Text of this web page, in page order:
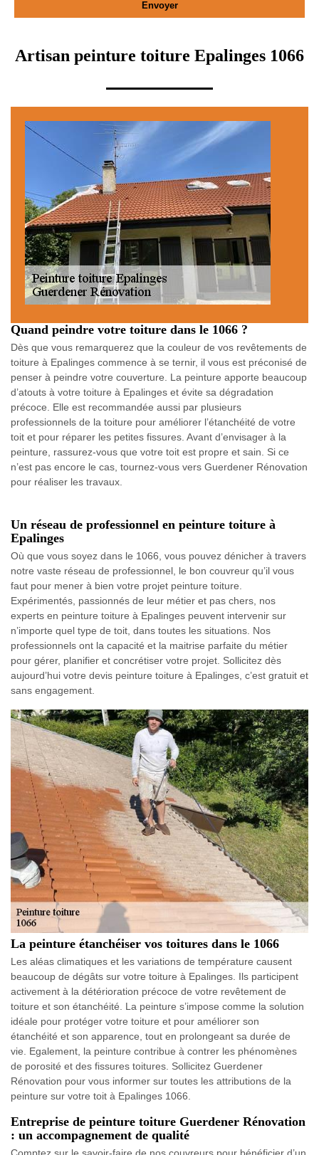
Artisan peinture toiture Epalinges 1066
Quand peindre votre toiture dans le 1066 ?
Dès que vous remarquerez que la couleur de vos revêtements de
toiture à Epalinges commence à se ternir, il vous est préconisé de
penser à peindre votre couverture. La peinture apporte beaucoup
d’atouts à votre toiture à Epalinges et évite sa dégradation
précoce. Elle est recommandée aussi par plusieurs
professionnels de la toiture pour améliorer l’étanchéité de votre
toit et pour réparer les petites fissures. Avant d’envisager à la
peinture, rassurez-vous que votre toit est propre et sain. Si ce
n’est pas encore le cas, tournez-vous vers Guerdener Rénovation
pour réaliser les travaux.
Un réseau de professionnel en peinture toiture à
Epalinges
Où que vous soyez dans le 1066, vous pouvez dénicher à travers
notre vaste réseau de professionnel, le bon couvreur qu’il vous
faut pour mener à bien votre projet peinture toiture.
Expérimentés, passionnés de leur métier et pas chers, nos
experts en peinture toiture à Epalinges peuvent intervenir sur
n’importe quel type de toit, dans toutes les situations. Nos
professionnels ont la capacité et la maitrise parfaite du métier
pour gérer, planifier et concrétiser votre projet. Sollicitez dès
aujourd’hui votre devis peinture toiture à Epalinges, c’est gratuit et
sans engagement.
La peinture étanchéiser vos toitures dans le 1066
Les aléas climatiques et les variations de température causent
beaucoup de dégâts sur votre toiture à Epalinges. Ils participent
activement à la détérioration précoce de votre revêtement de
toiture et son étanchéité. La peinture s’impose comme la solution
idéale pour protéger votre toiture et pour améliorer son
étanchéité et son apparence, tout en prolongeant sa durée de
vie. Egalement, la peinture contribue à contrer les phénomènes
de porosité et des fissures toitures. Sollicitez Guerdener
Rénovation pour vous informer sur toutes les attributions de la
peinture sur votre toit à Epalinges 1066.
Entreprise de peinture toiture Guerdener Rénovation
: un accompagnement de qualité
Comptez sur le savoir-faire de nos couvreurs pour bénéficier d’un